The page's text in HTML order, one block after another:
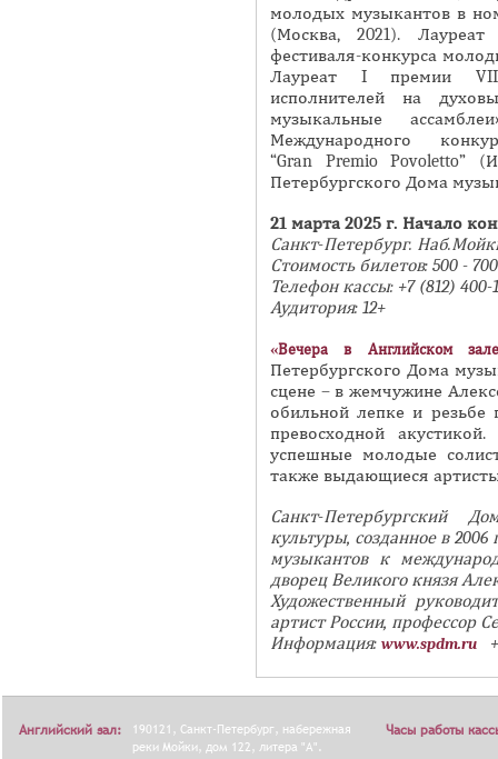
молодых музыкантов в
(Москва, 2021).
фестиваля-конкурса
Лауреат I премии VIII
исполнителей на
музыкальные
Международного
“Gran Premio Povoletto”
Петербургского Дома
21 марта 2025 г. Начало
Санкт-Петербург.
Стоимость билетов: 500 - 7
Телефон кассы: +7 (812)
Аудитория: 12+
«Вечера в Английском
Петербургского Дома
сцене – в жемчужине
обильной лепке и резьбе
превосходной
успешные молодые
также выдающиеся
Санкт-Петербургский
культуры, созданное в
музыкантов к
дворец Великого князя
Художественный
артист России, профессор
Информация: www.spdm.ru
Английский зал:
190121, Санкт-Петербург, набережная
реки Мойки, дом 122, литера "А".
Часы работы